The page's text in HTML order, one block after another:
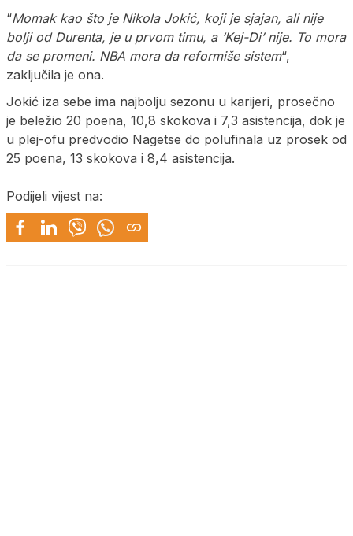
“Momak kao što je Nikola Jokić, koji je sjajan, ali nije
bolji od Durenta, je u prvom timu, a ‘Kej-Di’ nije. To mora
da se promeni. NBA mora da reformiše sistem“,
zaključila je ona.
Jokić iza sebe ima najbolju sezonu u karijeri, prosečno
je beležio 20 poena, 10,8 skokova i 7,3 asistencija, dok je
u plej-ofu predvodio Nagetse do polufinala uz prosek od
25 poena, 13 skokova i 8,4 asistencija.
Podijeli vijest na: